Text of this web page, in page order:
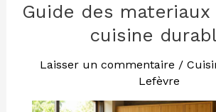
Guide des materiaux
cuisine
Laisser un commentaire /
Lefèvre
Guide
pour
cuisine